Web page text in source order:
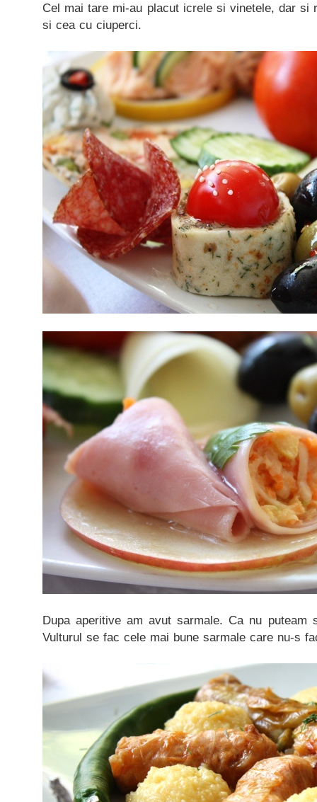
Cel mai tare mi-au placut icrele si vinetele, dar si
si cea cu ciuperci.
Dupa aperitive am avut sarmale. Ca nu puteam
Vulturul se fac cele mai bune sarmale care nu-s